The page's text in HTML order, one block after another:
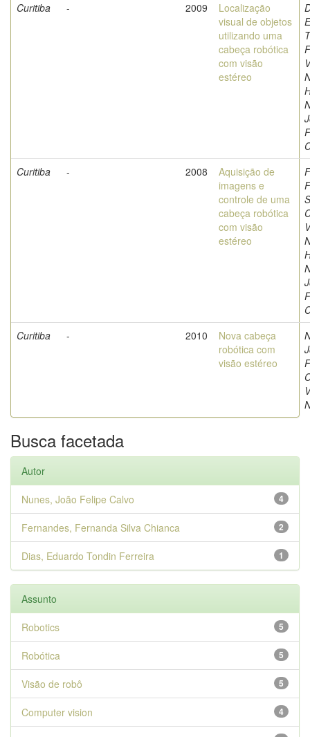
Curitiba
- 2009
Localização
visual de objetos
utilizando uma
cabeça robótica
com visão
estéreo
Curitiba
- 2008
Aquisição de
imagens e
controle de uma
cabeça robótica
com visão
estéreo
Curitiba
- 2010
Nova cabeça
robótica com
visão estéreo
Busca facetada
Autor
4
Nunes, João Felipe Calvo
2
Fernandes, Fernanda Silva Chianca
1
Dias, Eduardo Tondin Ferreira
Assunto
5
Robotics
5
Robótica
5
Visão de robô
4
Computer vision